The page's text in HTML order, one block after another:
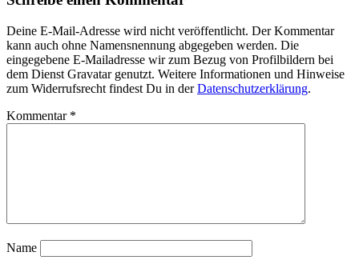
Deine E-Mail-Adresse wird nicht veröffentlicht. Der Kommentar
kann auch ohne Namensnennung abgegeben werden. Die
eingegebene E-Mailadresse wir zum Bezug von Profilbildern bei
dem Dienst Gravatar genutzt. Weitere Informationen und Hinweise
zum Widerrufsrecht findest Du in derDatenschutzerklärung.
Kommentar *
Name